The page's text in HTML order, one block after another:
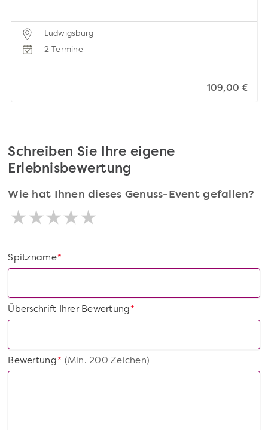
Ludwigsburg
2 Termine
109,00 €
Schreiben Sie Ihre eigene
Erlebnisbewertung
Wie hat Ihnen dieses Genuss-Event gefallen?
*
Spitzname
*
Überschrift Ihrer Bewertung
*
Bewertung(Min. 200 Zeichen)